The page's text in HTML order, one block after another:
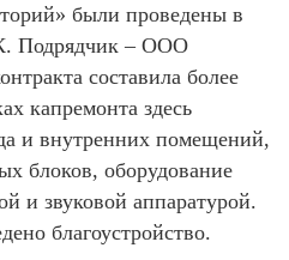
были проведены в
Подрядчик – ООО
составила более
капремонта здесь
и внутренних помещений,
блоков, оборудование
и звуковой аппаратурой.
благоустройство.